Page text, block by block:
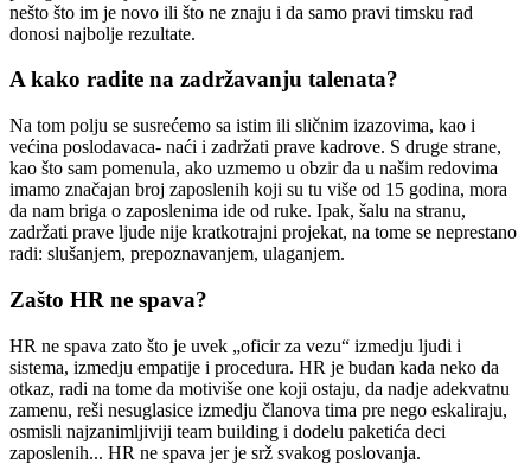
nešto što im je novo ili što ne znaju i da samo pravi timsku rad
donosi najbolje rezultate.
A kako radite na zadržavanju talenata?
Na tom polju se susrećemo sa istim ili sličnim izazovima, kao i
većina poslodavaca- naći i zadržati prave kadrove. S druge strane,
kao što sam pomenula, ako uzmemo u obzir da u našim redovima
imamo značajan broj zaposlenih koji su tu više od 15 godina, mora
da nam briga o zaposlenima ide od ruke. Ipak, šalu na stranu,
zadržati prave ljude nije kratkotrajni projekat, na tome se neprestano
radi: slušanjem, prepoznavanjem, ulaganjem.
Zašto HR ne spava?
HR ne spava zato što je uvek „oficir za vezu“ izmedju ljudi i
sistema, izmedju empatije i procedura. HR je budan kada neko da
otkaz, radi na tome da motiviše one koji ostaju, da nadje adekvatnu
zamenu, reši nesuglasice izmedju članova tima pre nego eskaliraju,
osmisli najzanimljiviji team building i dodelu paketića deci
zaposlenih... HR ne spava jer je srž svakog poslovanja.